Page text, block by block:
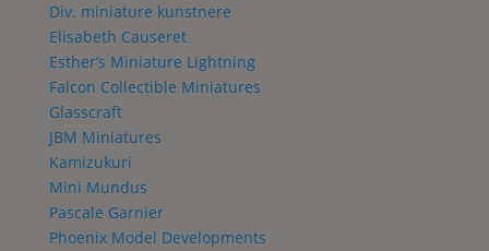
Div. miniature kunstnere
Elisabeth Causeret
Esther’s Miniature Lightning
Falcon Collectible Miniatures
Glasscraft
JBM Miniatures
Kamizukuri
Mini Mundus
Pascale Garnier
Phoenix Model Developments